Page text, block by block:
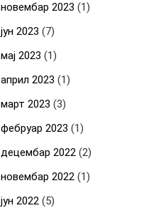
новембар 2023 (1)
јун 2023 (7)
мај 2023 (1)
април 2023 (1)
март 2023 (3)
фебруар 2023 (1)
децембар 2022(2)
новембар 2022(1)
јун 2022(5)